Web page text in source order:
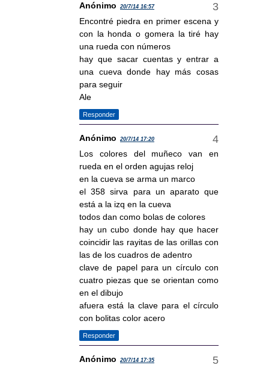
Anónimo 20/7/14 16:57
Encontré piedra en primer escena y
con la honda o gomera la tiré hay
una rueda con números
hay que sacar cuentas y entrar a
una cueva donde hay más cosas
para seguir
Ale
Responder
Anónimo 20/7/14 17:20
Los colores del muñeco van en
rueda en el orden agujas reloj
en la cueva se arma un marco
el 358 sirva para un aparato que
está a la izq en la cueva
todos dan como bolas de colores
hay un cubo donde hay que hacer
coincidir las rayitas de las orillas con
las de los cuadros de adentro
clave de papel para un círculo con
cuatro piezas que se orientan como
en el dibujo
afuera está la clave para el círculo
con bolitas color acero
Responder
Anónimo 20/7/14 17:35